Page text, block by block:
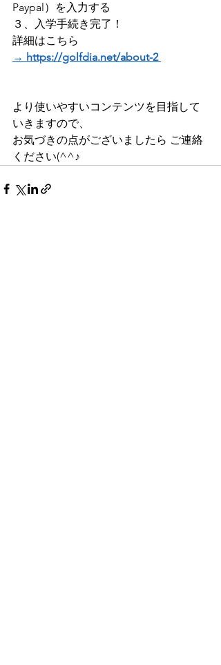
Paypal）を入力する
３、入学手続き完了！
詳細はこちら
→ https://golfdia.net/about-2
より使いやすいコンテンツを目指して
いきますので、
お気づきの点がございましたら ご連絡
ください(^^♪